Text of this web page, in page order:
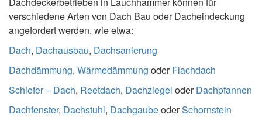
verschiedene Arten von Dach Bau oder Dacheindeckung
angefordert werden, wie etwa:
Dach, Dachausbau, Dachsanierung
Dachdämmung, Wärmedämmung oderFlachdach
Schiefer – Dach, Reetdach, Dachziegel oderDachpfannen
Dachfenster, Dachstuhl, DachgaubeoderSchornstein